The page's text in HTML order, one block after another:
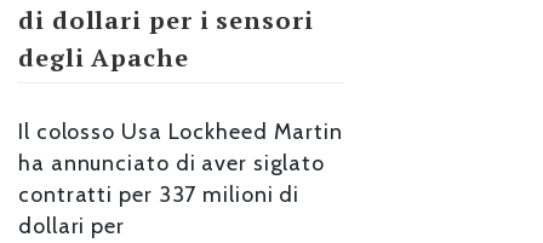
di dollari per i sensori
degli Apache
Il colosso Usa Lockheed Martin
ha annunciato di aver siglato
contratti per 337 milioni di
dollari per